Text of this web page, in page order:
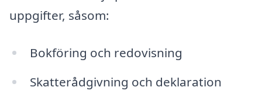
uppgifter, såsom:
Bokföring och redovisning
Skatterådgivning och deklaration